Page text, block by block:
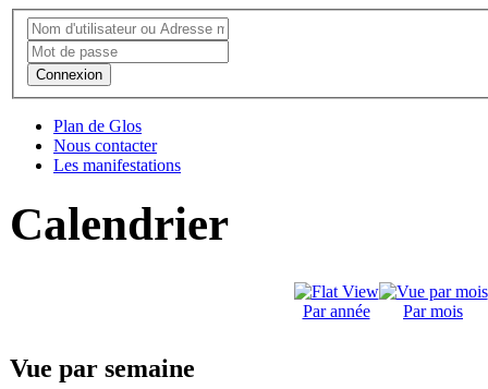
Connexion
Plan de Glos
Nous contacter
Les manifestations
Calendrier
Par année Par mois
Vue par semaine